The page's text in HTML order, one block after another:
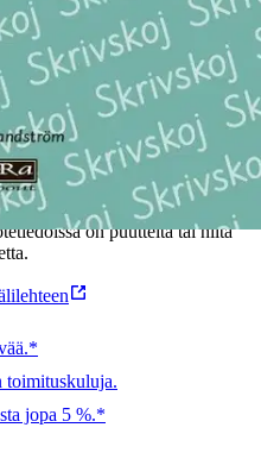
on puutteita tai niitä
toimituskuluja.
jopa 5 %.*